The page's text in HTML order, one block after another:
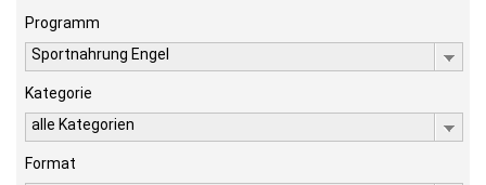
Programm
Sportnahrung Engel
Kategorie
alle Kategorien
Format